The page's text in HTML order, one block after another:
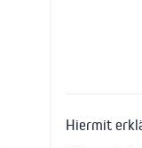
Hiermit